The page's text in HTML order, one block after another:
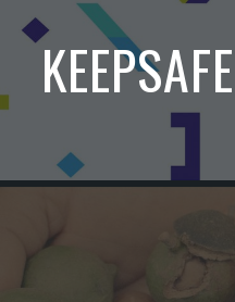
KEEPSAFE